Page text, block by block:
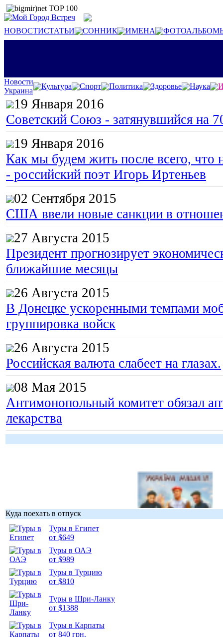
НОВОСТИСТАТЬИ СОННИК ИМЕНА
Новости
Украина
Культура Спорт Политика Здоровье Наука
19 Января 2016
Советский Союз - затянувшийся на
19 Января 2016
Как мы будем жить после всего, что
- российский поэт Игорь Иртеньев
02 Сентября 2015
США ввели новые санкции в
27 Августа 2015
Президент прогнозирует
ближайшие месяцы
26 Августа 2015
В Донецке ускоренными темпами
группировка войск
26 Августа 2015
Российская валюта слабеет на глазах.
08 Мая 2015
Антимонопольный комитет обязал
лекарства
Куда поехать в отпуск
Туры в Египет
от $649
Туры в ОАЭ
от $989
Туры в Турцию
от $810
Туры в Шри-Ланку
от $1388
Туры в Карпаты
от 840 грн.